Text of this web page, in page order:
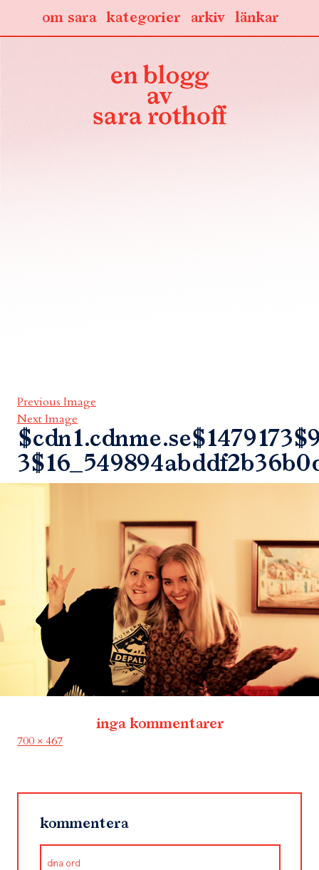
länkar
arkiv
kategorier
om sara
Previous Image
Next Image
inga kommentarer
Full
700 × 467
kommentera